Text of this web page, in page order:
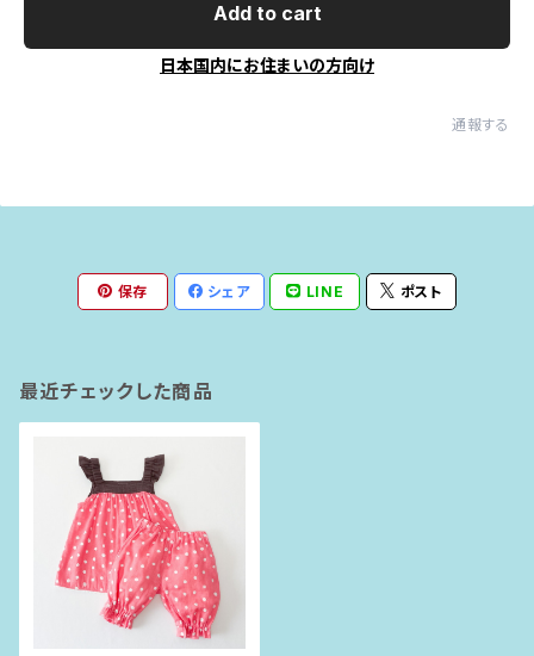
Add to cart
日本国内にお住まいの方向け
通報する
保存 シェア LINE ポスト
最近チェックした商品